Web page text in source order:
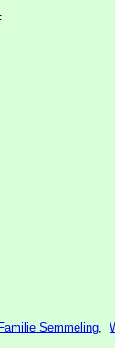
Semmeling